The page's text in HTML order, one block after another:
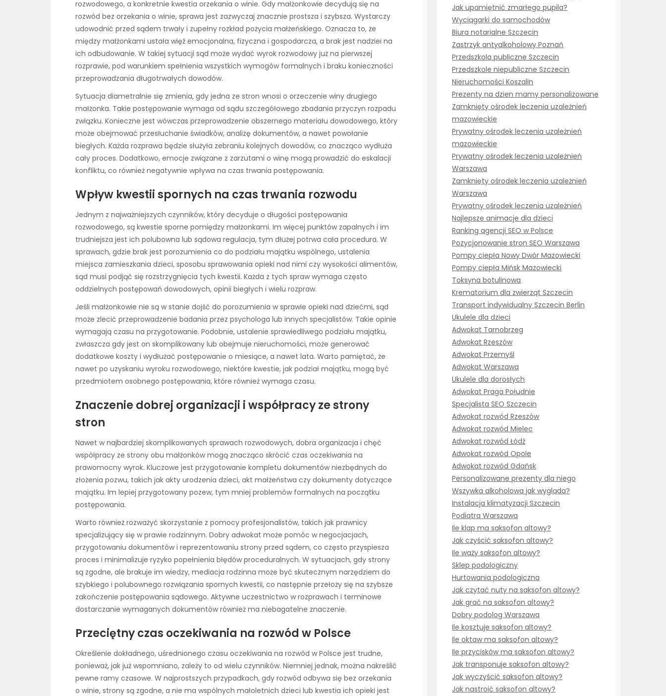
rozwodowego, a konkretnie kwestia orzekania o winie. Gdy małżonkowie decydują się na
rozwód bez orzekania o winie, sprawa jest zazwyczaj znacznie prostsza i szybsza. Wystarczy
udowodnić przed sądem trwały i zupełny rozkład pożycia małżeńskiego. Oznacza to, że
między małżonkami ustała więź emocjonalna, fizyczna i gospodarcza, a brak jest nadziei na
ich odbudowanie. W takiej sytuacji sąd może wydać wyrok rozwodowy już na pierwszej
rozprawie, pod warunkiem spełnienia wszystkich wymogów formalnych i braku konieczności
przeprowadzania długotrwałych dowodów.
Sytuacja diametralnie się zmienia, gdy jedna ze stron wnosi o orzeczenie winy drugiego
małżonka. Takie postępowanie wymaga od sądu szczegółowego zbadania przyczyn rozpadu
związku. Konieczne jest wówczas przeprowadzenie obszernego materiału dowodowego, który
może obejmować przesłuchanie świadków, analizę dokumentów, a nawet powołanie
biegłych. Każda rozprawa będzie służyła zebraniu kolejnych dowodów, co znacząco wydłuża
cały proces. Dodatkowo, emocje związane z zarzutami o winę mogą prowadzić do eskalacji
konfliktu, co również negatywnie wpływa na czas trwania postępowania.
Wpływ kwestii spornych na czas trwania rozwodu
Jednym z najważniejszych czynników, który decyduje o długości postępowania
rozwodowego, są kwestie sporne pomiędzy małżonkami. Im więcej punktów zapalnych i im
trudniejsza jest ich polubowna lub sądowa regulacja, tym dłużej potrwa cała procedura. W
sprawach, gdzie brak jest porozumienia co do podziału majątku wspólnego, ustalenia
miejsca zamieszkania dzieci, sposobu sprawowania opieki nad nimi czy wysokości alimentów,
sąd musi podjąć się rozstrzygnięcia tych kwestii. Każda z tych spraw wymaga często
oddzielnych postępowań dowodowych, opinii biegłych i wielu rozpraw.
Jeśli małżonkowie nie są w stanie dojść do porozumienia w sprawie opieki nad dziećmi, sąd
może zlecić przeprowadzenie badania przez psychologa lub innych specjalistów. Takie opinie
wymagają czasu na przygotowanie. Podobnie, ustalenie sprawiedliwego podziału majątku,
zwłaszcza gdy jest on skomplikowany lub obejmuje nieruchomości, może generować
dodatkowe koszty i wydłużać postępowanie o miesiące, a nawet lata. Warto pamiętać, że
nawet po uzyskaniu wyroku rozwodowego, niektóre kwestie, jak podział majątku, mogą być
przedmiotem osobnego postępowania, które również wymaga czasu.
Znaczenie dobrej organizacji i współpracy ze strony
stron
Nawet w najbardziej skomplikowanych sprawach rozwodowych, dobra organizacja i chęć
współpracy ze strony obu małżonków mogą znacząco skrócić czas oczekiwania na
prawomocny wyrok. Kluczowe jest przygotowanie kompletu dokumentów niezbędnych do
złożenia pozwu, takich jak akty urodzenia dzieci, akt małżeństwa czy dokumenty dotyczące
majątku. Im lepiej przygotowany pozew, tym mniej problemów formalnych na początku
postępowania.
Warto również rozważyć skorzystanie z pomocy profesjonalistów, takich jak prawnicy
specjalizujący się w prawie rodzinnym. Dobry adwokat może pomóc w negocjacjach,
przygotowaniu dokumentów i reprezentowaniu strony przed sądem, co często przyspiesza
proces i minimalizuje ryzyko popełnienia błędów proceduralnych. W sytuacjach, gdy strony
są zgodne, ale brakuje im wiedzy, mediacja rodzinna może być skutecznym narzędziem do
szybkiego i polubownego rozwiązania spornych kwestii, co następnie przełoży się na szybsze
zakończenie postępowania sądowego. Aktywne uczestnictwo w rozprawach i terminowe
dostarczanie wymaganych dokumentów również ma niebagatelne znaczenie.
Przeciętny czas oczekiwania na rozwód w Polsce
Określenie dokładnego, uśrednionego czasu oczekiwania na rozwód w Polsce jest trudne,
ponieważ, jak już wspomniano, zależy to od wielu czynników. Niemniej jednak, można nakreślić
pewne ramy czasowe. W najprostszych przypadkach, gdy rozwód odbywa się bez orzekania
o winie, strony są zgodne, a nie ma wspólnych małoletnich dzieci lub kwestia ich opieki jest
Jak upamiętnić zmarłego pupila?
Wyciągarki do samochodów
Biura notarialne Szczecin
Zastrzyk antyalkoholowy Poznań
Przedszkola publiczne Szczecin
Przedszkole niepubliczne Szczecin
Nieruchomości Koszalin
Prezenty na dzien mamy personalizowane
Zamknięty ośrodek leczenia uzależnień
mazowieckie
Prywatny ośrodek leczenia uzależnień
mazowieckie
Prywatny ośrodek leczenia uzależnień
Warszawa
Zamknięty ośrodek leczenia uzależnień
Warszawa
Prywatny ośrodek leczenia uzależnień
Najlepsze animacje dla dzieci
Ranking agencji SEO w Polsce
Pozycjonowanie stron SEO Warszawa
Pompy ciepła Nowy Dwór Mazowiecki
Pompy ciepła Mińsk Mazowiecki
Toksyna botulinowa
Krematorium dla zwierząt Szczecin
Transport indywidualny Szczecin Berlin
Ukulele dla dzieci
Adwokat Tarnobrzeg
Adwokat Rzeszów
Adwokat Przemyśl
Adwokat Warszawa
Ukulele dla dorosłych
Adwokat Praga Południe
Specjalista SEO Szczecin
Adwokat rozwód Rzeszów
Adwokat rozwód Mielec
Adwokat rozwód Łódź
Adwokat rozwód Opole
Adwokat rozwód Gdańsk
Personalizowane prezenty dla niego
Wszywka alkoholowa jak wygląda?
Instalacja klimatyzacji Szczecin
Podiatra Warszawa
Ile klap ma saksofon altowy?
Jak czyścić saksofon altowy?
Ile waży saksofon altowy?
Sklep podologiczny
Hurtowania podologiczna
Jak czytać nuty na saksofon altowy?
Jak grać na saksofon altowy?
Dobry podolog Warszawa
Ile kosztuje saksofon altowy?
Ile oktaw ma saksofon altowy?
Ile przycisków ma saksofon altowy?
Jak transponuje saksofon altowy?
Jak wyczyścić saksofon altowy?
Jak nastroić saksofon altowy?